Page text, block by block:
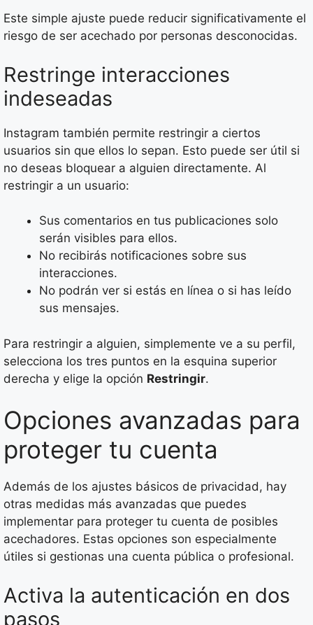
Este simple ajuste puede reducir significativamente el
riesgo de ser acechado por personas desconocidas.
Restringe interacciones
indeseadas
Instagram también permite restringir a ciertos
usuarios sin que ellos lo sepan. Esto puede ser útil si
no deseas bloquear a alguien directamente. Al
restringir a un usuario:
Sus comentarios en tus publicaciones solo
serán visibles para ellos.
No recibirás notificaciones sobre sus
interacciones.
No podrán ver si estás en línea o si has leído
sus mensajes.
Para restringir a alguien, simplemente ve a su perfil,
selecciona los tres puntos en la esquina superior
derecha y elige la opción Restringir.
Opciones avanzadas para
proteger tu cuenta
Además de los ajustes básicos de privacidad, hay
otras medidas más avanzadas que puedes
implementar para proteger tu cuenta de posibles
acechadores. Estas opciones son especialmente
útiles si gestionas una cuenta pública o profesional.
Activa la autenticación en dos
pasos